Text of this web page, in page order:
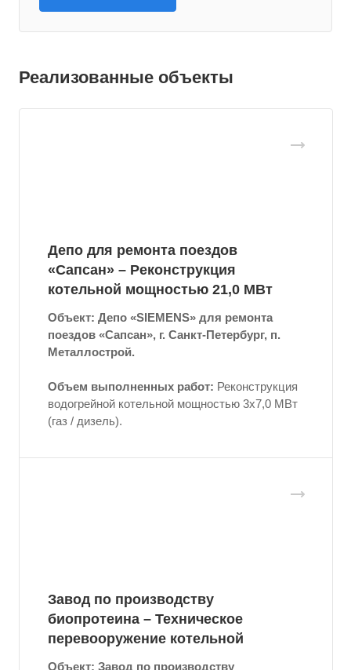
Реализованные объекты
Депо для ремонта поездов
«Сапсан» – Реконструкция
котельной мощностью 21,0 МВт
Объект: Депо «SIEMENS» для ремонта
поездов «Сапсан», г. Санкт-Петербург, п.
Металлострой.
Объем выполненных работ: Реконструкция
водогрейной котельной мощностью 3x7,0 МВт
(газ / дизель).
Завод по производству
биопротеина – Техническое
перевооружение котельной
Объект: Завод по производству